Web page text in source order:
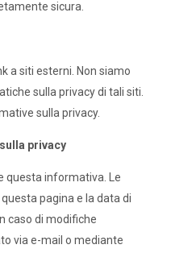
sicura.
a siti esterni. Non siamo
sulla privacy di tali siti.
sulla privacy.
privacy
questa informativa. Le
pagina e la data di
caso di modifiche
via e-mail o mediante